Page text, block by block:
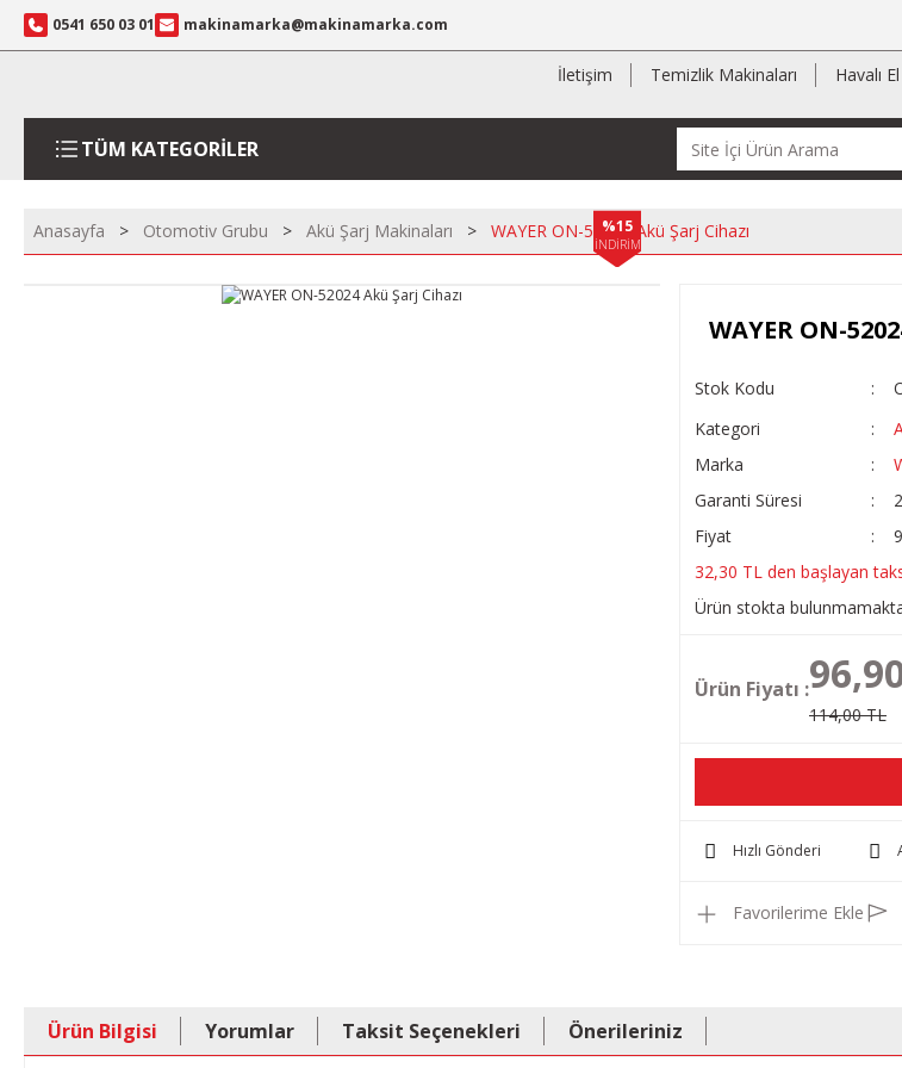
0541 650 03 01 makinamarka@makinamarka.com
İletişim Temizlik Makinaları Havalı
TÜM KATEGORİLER
Anasayfa Otomotiv Grubu Akü Şarj Makinaları WAYER ON-52024 Akü Şarj Cihazı
%15
İNDİRİM
WAYER ON-
Stok Kodu
Kategori
Marka
Garanti Süresi
Fiyat
32,30 TL den başlayan
Ürün stokta
Ürün Fiyatı :
114,00 TL
Hızlı Gönderi
Ürün Bilgisi Yorumlar Taksit Seçenekleri Önerileriniz